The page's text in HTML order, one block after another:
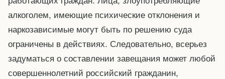
алкоголем, имеющие психические отклонения и
наркозависимые могут быть по решению суда
ограничены в действиях. Следовательно, всерьез
задуматься о составлении завещания может любой
совершеннолетний российский гражданин,